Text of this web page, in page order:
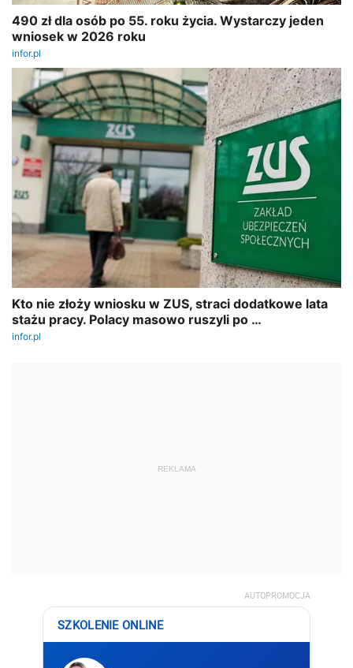
REKLAMA
AUTOPROMOCJA
SZKOLENIE ONLINE